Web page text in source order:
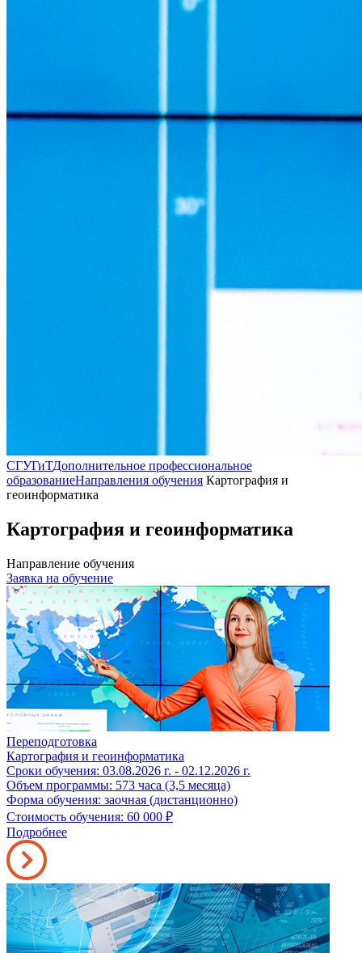
СГУГиТДополнительное профессиональное
образованиеНаправления обучения Картография и
геоинформатика
Картография и геоинформатика
Направление обучения
Заявка на обучение
Переподготовка
Картография и геоинформатика
Сроки обучения: 03.08.2026 г. - 02.12.2026 г.
Объем программы: 573 часа (3,5 месяца)
Форма обучения: заочная (дистанционно)
Стоимость обучения: 60 000 ₽
Подробнее